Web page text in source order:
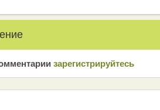
зарeгиcтрирyйтeсь